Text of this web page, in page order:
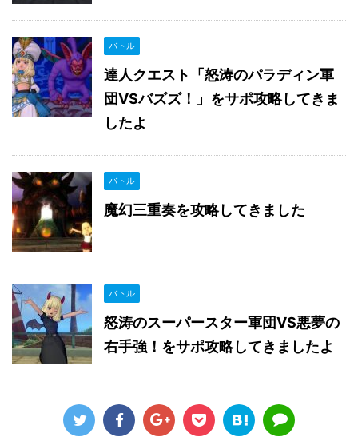
バトル
達人クエスト「怒涛のパラディン軍
団VSバズズ！」をサポ攻略してきま
したよ
バトル
魔幻三重奏を攻略してきました
バトル
怒涛のスーパースター軍団VS悪夢の
右手強！をサポ攻略してきましたよ